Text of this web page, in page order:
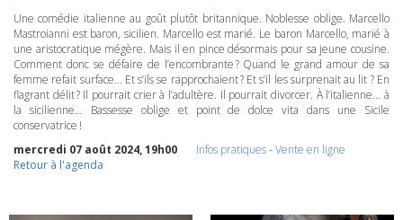
Une comédie italienne au goût plutôt britannique. Noblesse oblige. Marcello
Mastroianni est baron, sicilien. Marcello est marié. Le baron Marcello, marié à
une aristocratique mégère. Mais il en pince désormais pour sa jeune cousine.
Comment donc se défaire de l’encombrante ? Quand le grand amour de sa
femme refait surface… Et s’ils se rapprochaient ? Et s’il les surprenait au lit ? En
flagrant délit ? Il pourrait crier à l’adultère. Il pourrait divorcer. À l’italienne… à
la sicilienne… Bassesse oblige et point de dolce vita dans une Sicile
conservatrice !
mercredi 07 août 2024, 19h00
Infos pratiques-Vente en ligne
Retour à l'agenda